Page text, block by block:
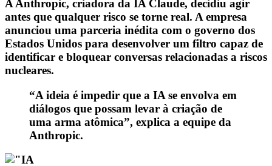
A Anthropic, criadora da IA Claude, decidiu agir
antes que qualquer risco se torne real. A empresa
anunciou uma parceria inédita com o governo dos
Estados Unidos para desenvolver um filtro capaz de
identificar e bloquear conversas relacionadas a riscos
nucleares.
“A ideia é impedir que a IA se envolva em
diálogos que possam levar à criação de
uma arma atômica”, explica a equipe da
Anthropic.